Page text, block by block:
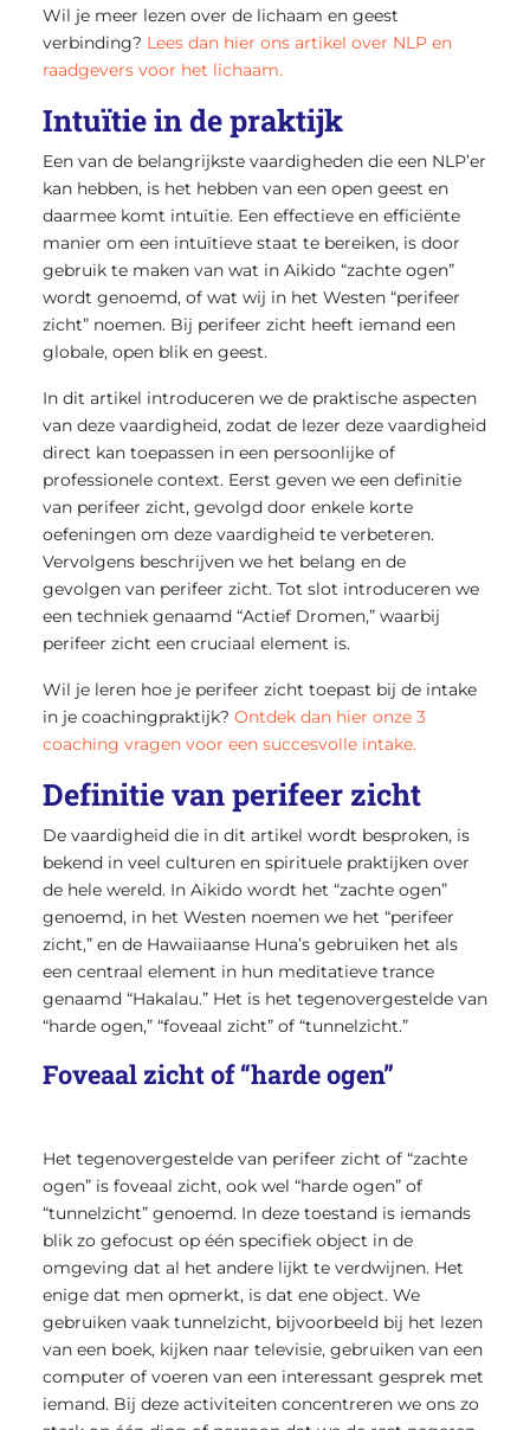
Wil je meer lezen over de lichaam en geest
verbinding? Lees dan hier ons artikel over NLP en
raadgevers voor het lichaam.
Intuïtie in de praktijk
Een van de belangrijkste vaardigheden die een NLP’er
kan hebben, is het hebben van een open geest en
daarmee komt intuïtie. Een effectieve en efficiënte
manier om een intuïtieve staat te bereiken, is door
gebruik te maken van wat in Aikido “zachte ogen”
wordt genoemd, of wat wij in het Westen “perifeer
zicht” noemen. Bij perifeer zicht heeft iemand een
globale, open blik en geest.
In dit artikel introduceren we de praktische aspecten
van deze vaardigheid, zodat de lezer deze vaardigheid
direct kan toepassen in een persoonlijke of
professionele context. Eerst geven we een definitie
van perifeer zicht, gevolgd door enkele korte
oefeningen om deze vaardigheid te verbeteren.
Vervolgens beschrijven we het belang en de
gevolgen van perifeer zicht. Tot slot introduceren we
een techniek genaamd “Actief Dromen,” waarbij
perifeer zicht een cruciaal element is.
Wil je leren hoe je perifeer zicht toepast bij de intake
in je coachingpraktijk? Ontdek dan hier onze 3
coaching vragen voor een succesvolle intake.
Definitie van perifeer zicht
De vaardigheid die in dit artikel wordt besproken, is
bekend in veel culturen en spirituele praktijken over
de hele wereld. In Aikido wordt het “zachte ogen”
genoemd, in het Westen noemen we het “perifeer
zicht,” en de Hawaiiaanse Huna’s gebruiken het als
een centraal element in hun meditatieve trance
genaamd “Hakalau.” Het is het tegenovergestelde van
“harde ogen,” “foveaal zicht” of “tunnelzicht.”
Foveaal zicht of “harde ogen”
Het tegenovergestelde van perifeer zicht of “zachte
ogen” is foveaal zicht, ook wel “harde ogen” of
“tunnelzicht” genoemd. In deze toestand is iemands
blik zo gefocust op één specifiek object in de
omgeving dat al het andere lijkt te verdwijnen. Het
enige dat men opmerkt, is dat ene object. We
gebruiken vaak tunnelzicht, bijvoorbeeld bij het lezen
van een boek, kijken naar televisie, gebruiken van een
computer of voeren van een interessant gesprek met
iemand. Bij deze activiteiten concentreren we ons zo